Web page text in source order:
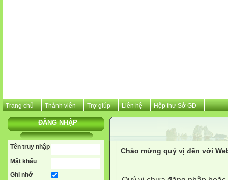
Trang chủ Thành viên Trợ giúp Liên hệ Hộp thư Sở GD
ĐĂNG NHẬP
Tên truy nhập
Mật khẩu
Ghi nhớ
Chào mừng quý vị đến với